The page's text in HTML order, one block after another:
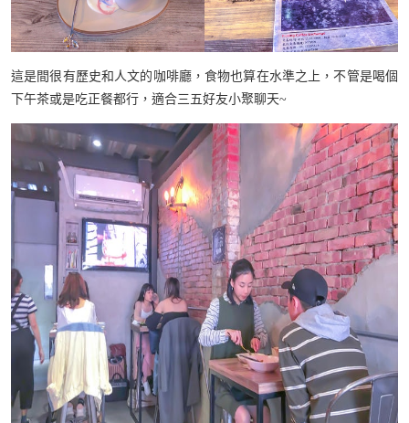
這是間很有歷史和人文的咖啡廳，食物也算在水準之上，不管是喝個
下午茶或是吃正餐都行，適合三五好友小聚聊天~